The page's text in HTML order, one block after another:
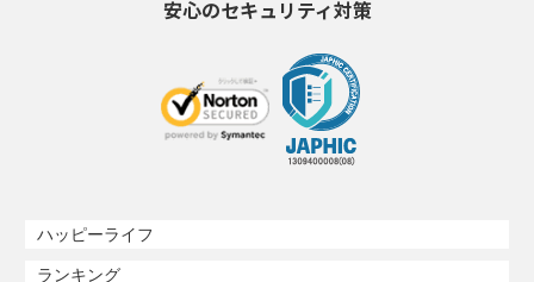
安心のセキュリティ対策
ハッピーライフ
ランキング